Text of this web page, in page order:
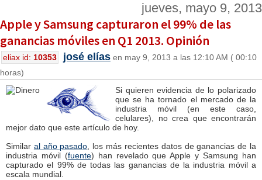
jueves, mayo 9, 2013
Apple y Samsung capturaron el 99% de las
ganancias móviles en Q1 2013. Opinión
eliax id: 10353 josé elías en may 9, 2013 a las 12:10 AM ( 00:10
horas)
Si quieren evidencia de lo polarizado
que se ha tornado el mercado de la
industria móvil (en este caso,
celulares), no crea que encontrarán
mejor dato que este artículo de hoy.
Similar al año pasado , los más recientes datos de ganancias de la
industria móvil (fuente) han revelado que Apple y Samsung han
capturado el 99% de todas las ganancias de la industria móvil a
escala mundial.